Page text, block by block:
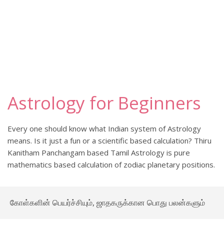
Astrology for Beginners
Every one should know what Indian system of Astrology
means. Is it just a fun or a scientific based calculation? Thiru
Kanitham Panchangam based Tamil Astrology is pure
mathematics based calculation of zodiac planetary positions.
கோள்களின் பெயர்ச்சியும், ஜாதகருக்கான பொது பலன்களும்